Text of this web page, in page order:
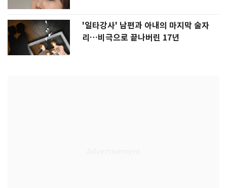
'일타강사' 남편과 아내의 마지막 술자
리…비극으로 끝나버린 17년